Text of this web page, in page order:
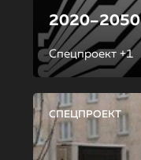
2020–2050
Спецпроект +1
СПЕЦПРОЕКТ